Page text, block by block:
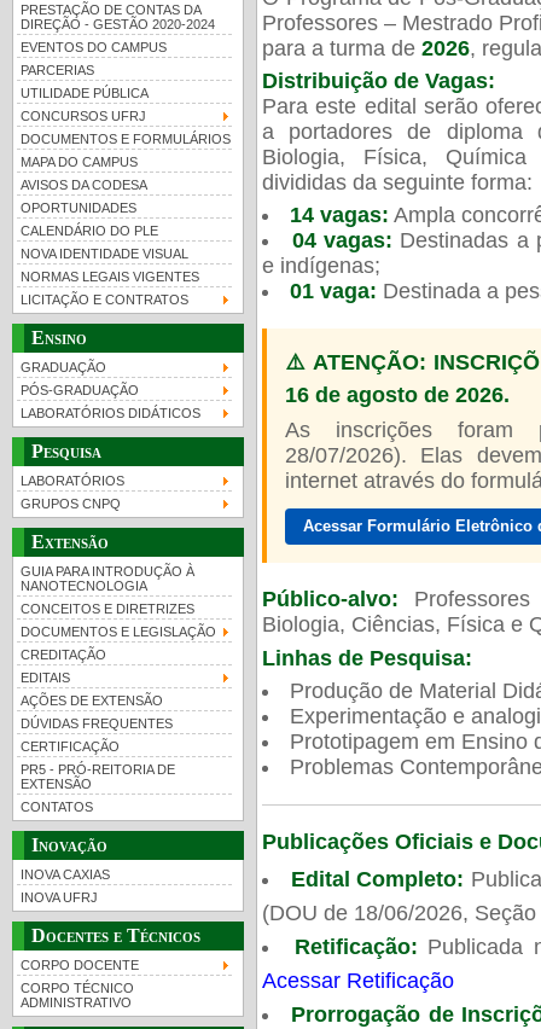
PRESTAÇÃO DE CONTAS DA
DIREÇÃO - GESTÃO 2020-2024
EVENTOS DO CAMPUS
PARCERIAS
UTILIDADE PÚBLICA
CONCURSOS UFRJ
DOCUMENTOS E FORMULÁRIOS
MAPA DO CAMPUS
AVISOS DA CODESA
OPORTUNIDADES
CALENDÁRIO DO PLE
NOVA IDENTIDADE VISUAL
NORMAS LEGAIS VIGENTES
LICITAÇÃO E CONTRATOS
Ensino
GRADUAÇÃO
PÓS-GRADUAÇÃO
LABORATÓRIOS DIDÁTICOS
Pesquisa
LABORATÓRIOS
GRUPOS CNPQ
Extensão
GUIA PARA INTRODUÇÃO À
NANOTECNOLOGIA
CONCEITOS E DIRETRIZES
DOCUMENTOS E LEGISLAÇÃO
CREDITAÇÃO
EDITAIS
AÇÕES DE EXTENSÃO
DÚVIDAS FREQUENTES
CERTIFICAÇÃO
PR5 - PRÓ-REITORIA DE
EXTENSÃO
CONTATOS
Inovação
INOVA CAXIAS
INOVA UFRJ
Docentes e Técnicos
CORPO DOCENTE
CORPO TÉCNICO
ADMINISTRATIVO
Professores – Mestrado
para a turma de 2026,
Distribuição de Vagas:
Para este edital serão
a portadores de diploma
Biologia, Física,
divididas da seguinte forma:
14 vagas: Ampla
04 vagas: Destinadas a
e indígenas;
01 vaga: Destinada a
⚠️ ATENÇÃO:
16 de agosto de 2026.
As inscrições foram
28/07/2026). Elas
internet através do
Acessar Formulário
Público-alvo:
Biologia, Ciências, Física e
Linhas de Pesquisa:
Produção de Material
Experimentação e
Prototipagem em Ensino
Problemas
Publicações Oficiais e
Edital Completo:
(DOU de 18/06/2026,
Retificação: Publicada
Acessar Retificação
Prorrogação de
Guia de boas práticas
UFRJ 100 anos